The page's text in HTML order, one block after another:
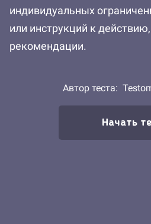
индивидуальных
или инструкций к
рекомендации.
Автор теста:
Начать